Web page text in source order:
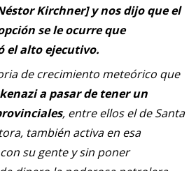
Kirchner] y nos dijo que el
se le ocurre que
el alto ejecutivo.
de crecimiento meteórico que
a pasar de tener un
, entre ellos el de Santa
también activa en esa
su gente y sin poner